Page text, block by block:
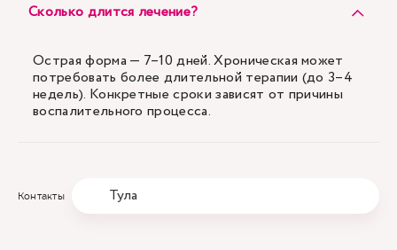
Сколько длится лечение?
Острая форма — 7–10 дней. Хроническая может
потребовать более длительной терапии (до 3–4
недель). Конкретные сроки зависят от причины
воспалительного процесса.
Контакты Тула